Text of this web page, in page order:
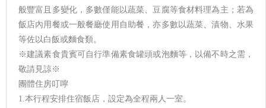
般豐富且多變化，多數僅能以蔬菜、豆腐等食材料理為主；若為
飯店內用餐或一般餐廳使用自助餐，亦多數以蔬菜、漬物、水果
等佐以白飯或麵食類。
※建議素食貴賓可自行準備素食罐頭或泡麵等，以備不時之需，
敬請見諒※
團體住房叮嚀
1.本行程安排住宿飯店，設定為全程兩人一室。